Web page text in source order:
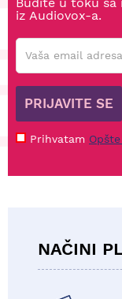
iz Audiovox-a.
PRIJAVITE SE
Prihvatam
NAČINI